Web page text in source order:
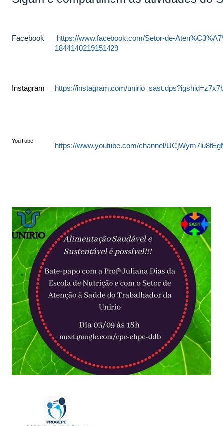
Facebook
https://www.facebook.com/Setor-de-
1844140219151429
Instagram https://instagram.com/
YouTube
https://www.youtube.com/channel/